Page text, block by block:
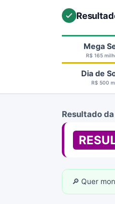
Mega
R$ 165
Dia de
R$ 500
Resultado
🔎 Quer